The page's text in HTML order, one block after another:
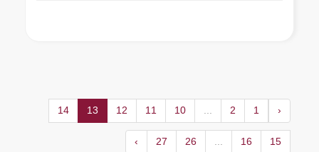
‹
1
2
...
10
11
12
13
14
15
16
...
26
27
›